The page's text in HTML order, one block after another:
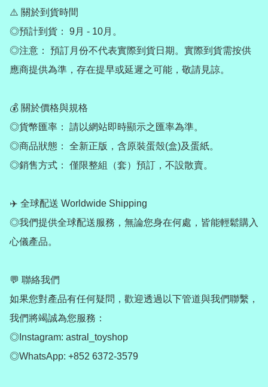
⚠️ 關於到貨時間
◎預計到貨： 9月 - 10月。
◎注意： 預訂月份不代表實際到貨日期。實際到貨需按供
應商提供為準，存在提早或延遲之可能，敬請見諒。
💰 關於價格與規格
◎貨幣匯率： 請以網站即時顯示之匯率為準。
◎商品狀態： 全新正版，含原裝蛋殼(盒)及蛋紙。
◎銷售方式： 僅限整組（套）預訂，不設散賣。
✈️ 全球配送 Worldwide Shipping
◎我們提供全球配送服務，無論您身在何處，皆能輕鬆購入
心儀產品。
💬 聯絡我們
如果您對產品有任何疑問，歡迎透過以下管道與我們聯繫，
我們將竭誠為您服務：
◎Instagram: astral_toyshop
◎WhatsApp: +852 6372-3579